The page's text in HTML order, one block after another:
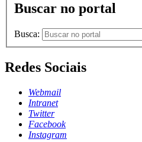
Buscar no portal
Busca:
Redes Sociais
Webmail
Intranet
Twitter
Facebook
Instagram